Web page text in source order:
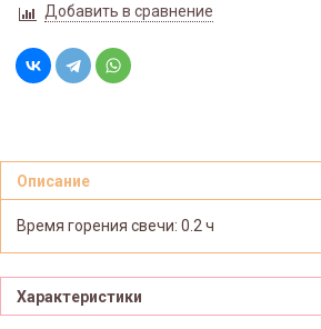
Добавить в сравнение
Описание
Время горения свечи: 0.2 ч
Характеристики